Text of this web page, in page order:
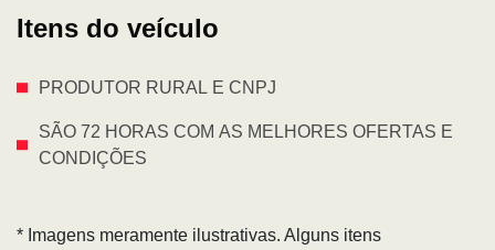
Itens do veículo
PRODUTOR RURAL E CNPJ
SÃO 72 HORAS COM AS MELHORES OFERTAS E
CONDIÇÕES
* Imagens meramente ilustrativas. Alguns itens